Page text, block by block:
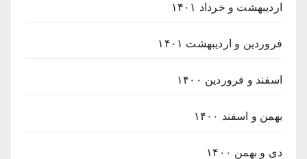
اردیبهشت و خرداد ۱۴۰۱
فروردین و اردیبهشت ۱۴۰۱
اسفند و فروردین ۱۴۰۰
بهمن و اسفند ۱۴۰۰
دی و بهمن ۱۴۰۰